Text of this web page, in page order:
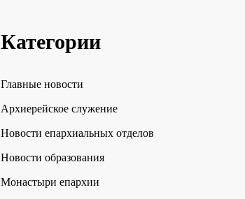
Категории
Главные новости
Архиерейское служение
Новости епархиальных отделов
Новости образования
Монастыри епархии